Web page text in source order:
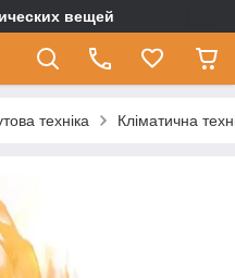
вещей
техніка Кліматична